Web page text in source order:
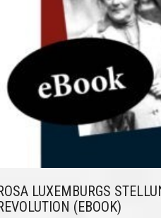
LUXEMBURGS
(EBOOK)